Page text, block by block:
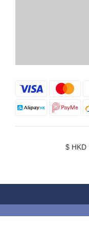
$ HKD